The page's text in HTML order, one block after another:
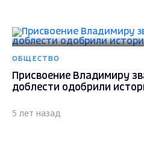
ОБЩЕСТВО
Присвоение Владимиру
доблести одобрили
5 лет назад